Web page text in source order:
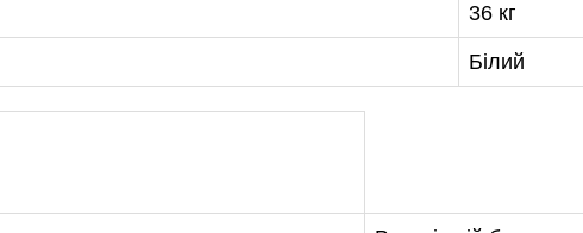
36 кг
Білий